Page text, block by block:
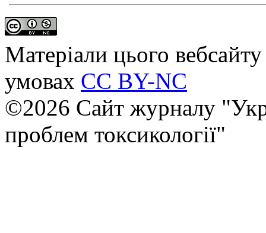
Матеріали цього
умовах CC BY-NC
©2026 Сайт журналу
проблем токсикології"